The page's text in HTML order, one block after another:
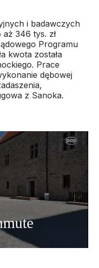
i badawczych
aż 346 tys. zł
Programu
kwota została
Prace
dębowej
z Sanoka.